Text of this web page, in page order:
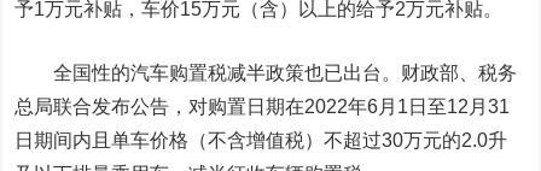
予1万元补贴，车价15万元（含）以上的给予2万元补贴。
全国性的汽车购置税减半政策也已出台。财政部、税务
总局联合发布公告，对购置日期在2022年6月1日至12月31
日期间内且单车价格（不含增值税）不超过30万元的2.0升